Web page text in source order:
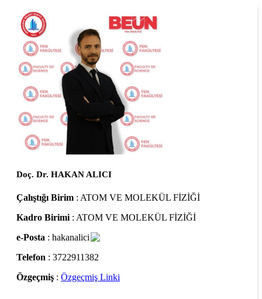
Doç. Dr. HAKAN ALICI
Çalıştığı Birim : ATOM VE MOLEKÜL FİZİĞİ
Kadro Birimi: ATOM VE MOLEKÜL FİZİĞİ
e-Posta : hakanalici
Telefon : 3722911382
Özgeçmiş : Özgeçmiş Linki